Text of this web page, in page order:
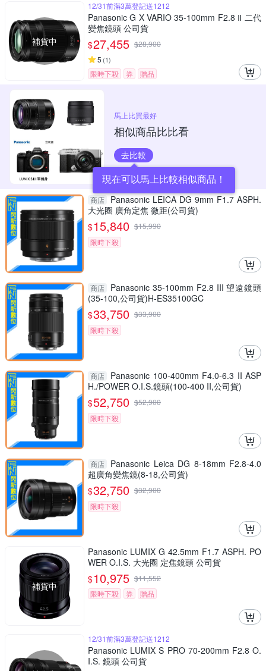
補貨中
12/31前滿3萬登記送1212
Panasonic G X VARIO 35-100mm F2.8 Ⅱ 二代
變焦鏡頭 公司貨
$27,455 $28,900
5 (1)
限時下殺 券 贈品
馬上比買最好
相似商品比比看
去比較
現在可以馬上比較相似商品！
商店
Panasonic LEICA DG 9mm F1.7 ASPH.
大光圈 廣角定焦 微距(公司貨)
$15,840 $15,990
限時下殺
商店
Panasonic 35-100mm F2.8 III 望遠鏡頭
(35-100,公司貨)H-ES35100GC
$33,750 $33,900
限時下殺
商店
Panasonic 100-400mm F4.0-6.3 II ASP
H./POWER O.I.S.鏡頭(100-400 II,公司貨)
$52,750 $52,900
限時下殺
商店
Panasonic Leica DG 8-18mm F2.8-4.0
超廣角變焦鏡(8-18,公司貨)
$32,750 $32,900
限時下殺
補貨中
Panasonic LUMIX G 42.5mm F1.7 ASPH. PO
WER O.I.S. 大光圈 定焦鏡頭 公司貨
$10,975 $11,552
限時下殺
券 贈品
12/31前滿3萬登記送1212
Panasonic LUMIX S PRO 70-200mm F2.8 O.
I.S. 鏡頭 公司貨